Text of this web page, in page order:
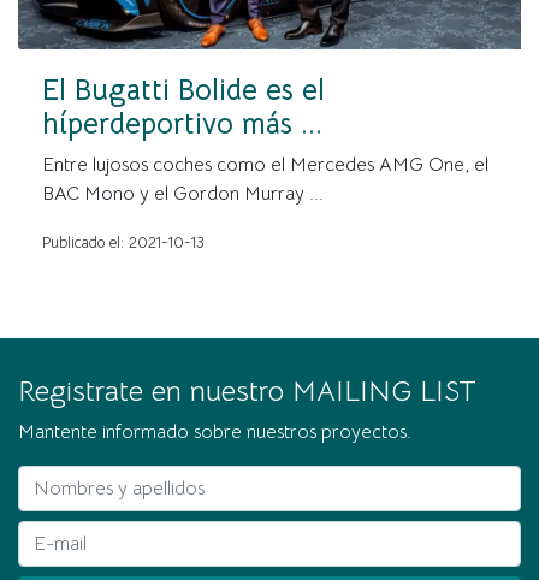
El Bugatti Bolide es el
híperdeportivo más ...
Entre lujosos coches como el Mercedes AMG One, el
BAC Mono y el Gordon Murray ...
Publicado el: 2021-10-13
Registrate en nuestro MAILING LIST
Mantente informado sobre nuestros proyectos.
Nombres y apellidos
E-mail